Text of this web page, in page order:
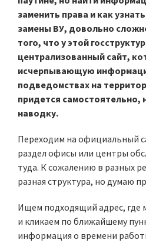
заменить права и как
замены ВУ, довольно
того, что у этой
централизованный сайт,
исчерпывающую
подведомствах на
придется самостоятельно,
наводку.
Переходим на официальный
раздел офисы или центры
туда. К сожалению в разных
разная структура, но думаю
Ищем подходящий адрес, где
и кликаем по ближайшему
информация о времени